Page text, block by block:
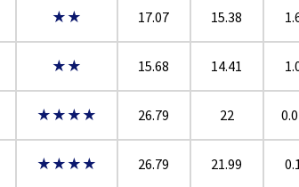
★★ 17.07 15.38
★★ 15.68 14.41
★★★★ 26.79 22
★★★★ 26.79 21.99